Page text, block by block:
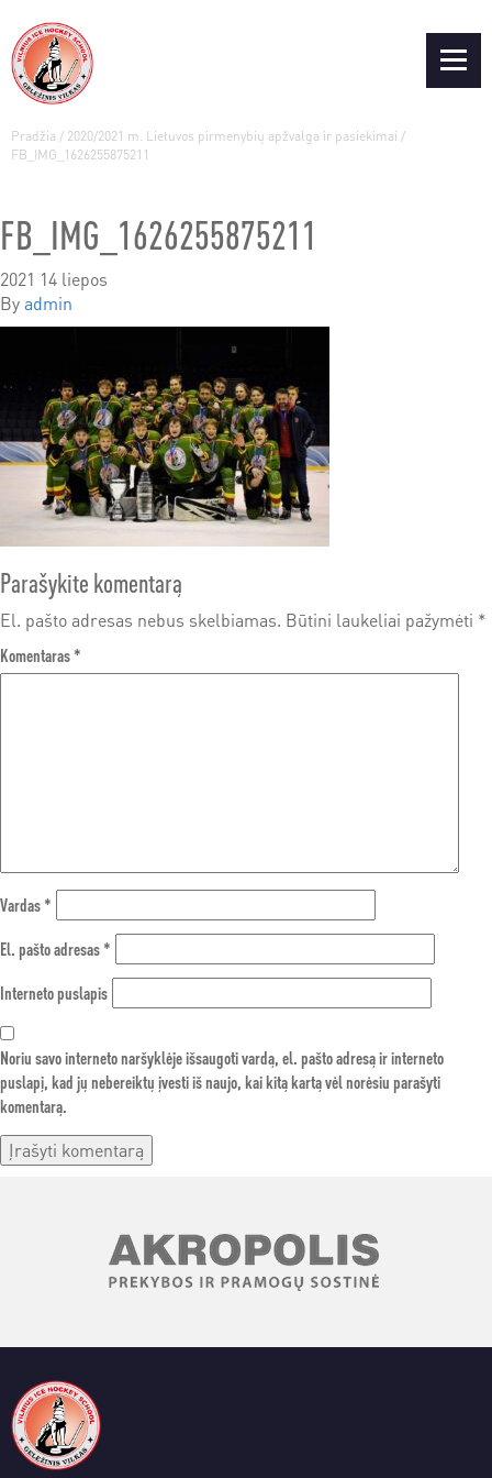
Pradžia / 2020/2021 m. Lietuvos pirmenybių apžvalga ir pasiekimai /
FB_IMG_1626255875211
FB_IMG_1626255875211
2021 14 liepos
Byadmin
Parašykite komentarą
El. pašto adresas nebus skelbiamas. Būtini laukeliai pažymėti *
Komentaras*
Vardas*
El. pašto adresas*
Interneto puslapis
Noriu savo interneto naršyklėje išsaugoti vardą, el. pašto adresą ir interneto
puslapį, kad jų nebereiktų įvesti iš naujo, kai kitą kartą vėl norėsiu parašyti
komentarą.